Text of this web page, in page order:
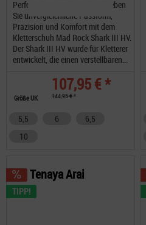
Performance Kletterschuh. Erleben
Sie unvergleichliche Passform,
Präzision und Komfort mit dem
Kletterschuh Mad Rock Shark III HV.
Der Shark III HV wurde für Kletterer
entwickelt, die einen verstellbaren...
107,95 € *
144,95 € *
Größe UK
5,5 6
6,5
10
TIPP!
Tenaya Arai